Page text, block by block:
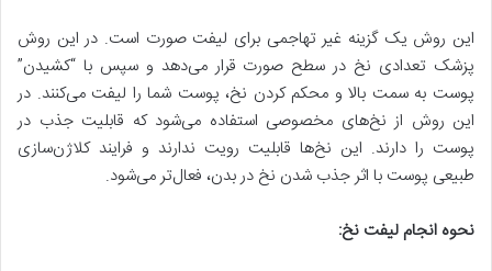
این روش یک گزینه غیر تهاجمی برای لیفت صورت است. در این روش
پزشک تعدادی نخ در سطح صورت قرار می‌دهد و سپس با “کشیدن”
پوست به سمت بالا و محکم کردن نخ، پوست شما را لیفت می‌کنند. در
این روش از نخ‌های مخصوصی استفاده می‌شود که قابلیت جذب در
پوست را دارند. این نخ‌ها قابلیت رویت ندارند و فرایند کلاژن‌سازی
طبیعی پوست با اثر جذب شدن نخ در بدن، فعال‌تر می‌شود.
نحوه انجام لیفت نخ: